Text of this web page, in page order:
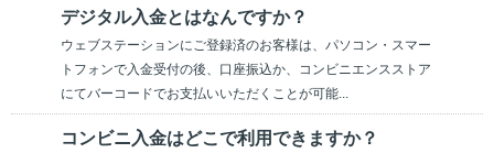
デジタル入金とはなんですか？
ウェブステーションにご登録済のお客様は、パソコン・スマー
トフォンで入金受付の後、口座振込か、コンビニエンスストア
にてバーコードでお支払いいただくことが可能...
コンビニ入金はどこで利用できますか？